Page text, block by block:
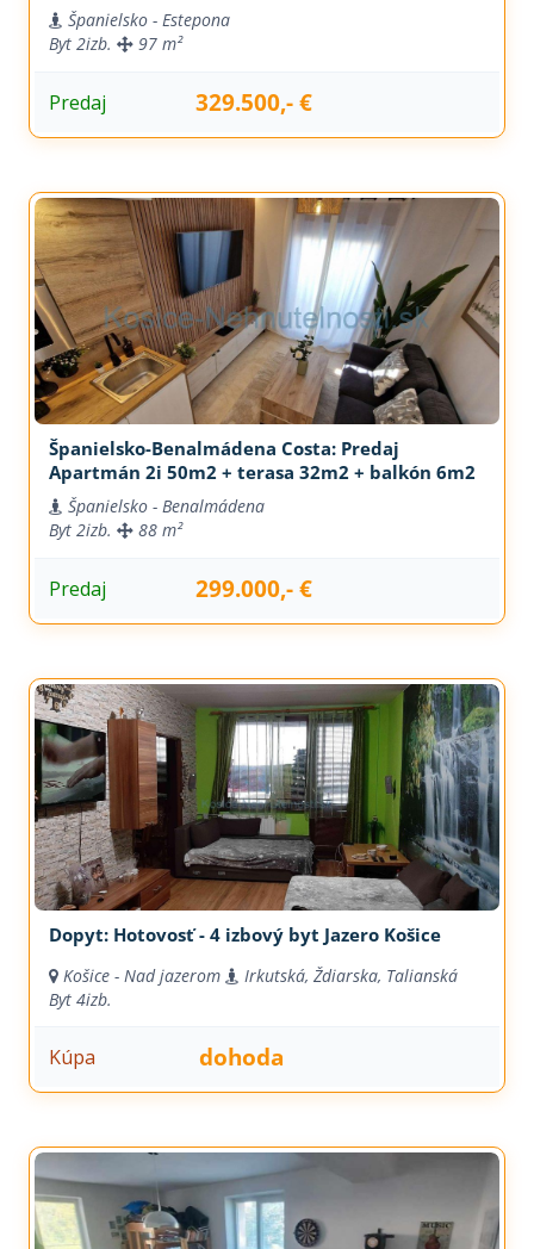
Španielsko - Estepona
Byt 2izb. 97 m²
Predaj 329.500,- €
Španielsko-Benalmádena Costa: Predaj
Apartmán 2i 50m2 + terasa 32m2 + balkón 6m2
Španielsko - Benalmádena
Byt 2izb. 88 m²
Predaj 299.000,- €
Dopyt: Hotovosť - 4 izbový byt Jazero Košice
Košice - Nad jazerom
Irkutská, Ždiarska, Talianská
Byt 4izb.
Kúpa dohoda